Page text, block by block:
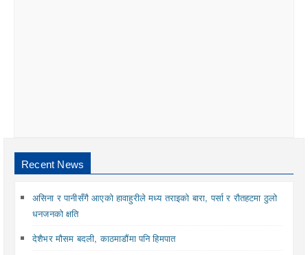
Recent News
असिना र पानीसँगै आएको हावाहुरीले मध्य तराइको बारा, पर्सा र रौतहटमा ठुलो
धनजनको क्षति
देशैभर मौसम बदली, काठमाडौंमा पनि हिमपात